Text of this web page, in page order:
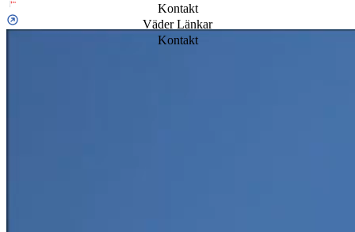
Kontakt
Väder Länkar
Kontakt